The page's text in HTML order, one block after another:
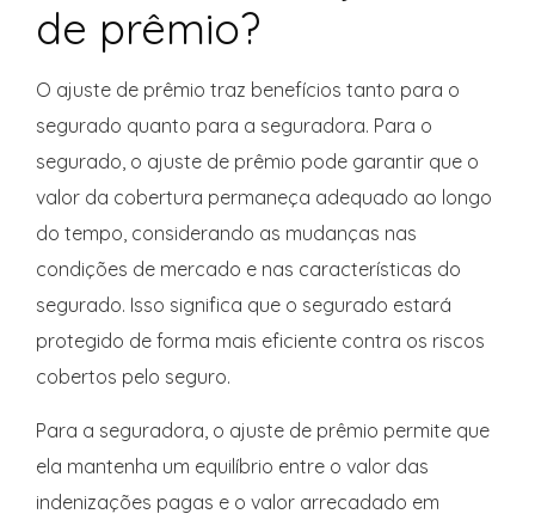
de prêmio?
O ajuste de prêmio traz benefícios tanto para o
segurado quanto para a seguradora. Para o
segurado, o ajuste de prêmio pode garantir que o
valor da cobertura permaneça adequado ao longo
do tempo, considerando as mudanças nas
condições de mercado e nas características do
segurado. Isso significa que o segurado estará
protegido de forma mais eficiente contra os riscos
cobertos pelo seguro.
Para a seguradora, o ajuste de prêmio permite que
ela mantenha um equilíbrio entre o valor das
indenizações pagas e o valor arrecadado em